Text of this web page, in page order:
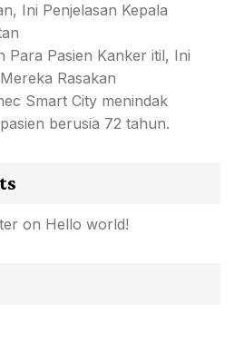
Ini Penjelasan Kepala
Para Pasien Kanker itil, Ini
Rasakan
Smart City menindak
berusia 72 tahun.
on Hello world!